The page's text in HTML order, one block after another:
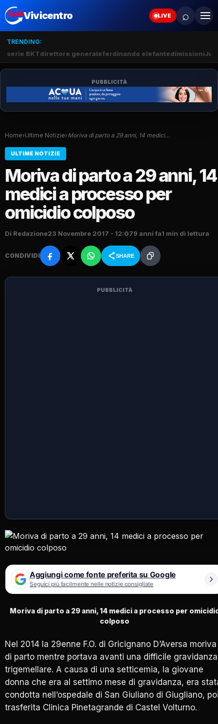
Vivicentro LIVE ⌕
TRENDING:
serie BKTdirettore generaleferdinando elefantedimissioni
PUBBLICITÀ
Home›Ultime Notizie›Moriva di parto a 29 anni, 14 medici…
ULTIME NOTIZIE
Moriva di parto a 29 anni, 14
medici a processo per
omicidio colposo
Di Redazione23 Novembre 2017 - 12:079 anni fa1 min di lettura
CONDIVIDI SHARE
PUBBLICITÀ
Aggiungi come fonte preferita su Google
Seguici più facilmente nelle notizie consigliate
Moriva di parto a 29 anni, 14 medici a processo per
colposo
Nel 2014 la 29enne F.O. di Gricignano D’Aversa moriva
di parto mentre portava avanti una difficile gravidanza
trigemellare. A causa di una setticemia, la giovane
donna che era al settimo mese di gravidanza, era
condotta nell’ospedale di San Giuliano di Giugliano,
trasferita Clinica Pinetagrande di Castel Volturno.